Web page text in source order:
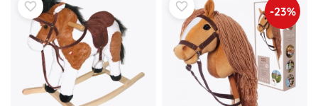
-23%